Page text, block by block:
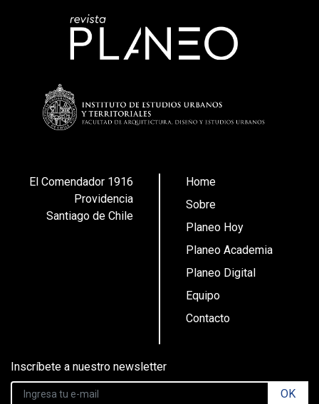
El Comendador 1916
Providencia
Santiago de Chile
Home
Sobre
Planeo Hoy
Planeo Academia
Planeo Digital
Equipo
Contacto
Inscríbete a nuestro newsletter
OK